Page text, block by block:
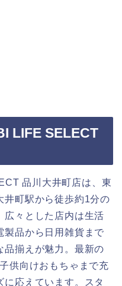
LIFE SELECT
品川大井町店は、東
井町駅から徒歩約1分の
広々とした店内は生活
製品から日用雑貨まで
品揃えが魅力。最新の
供向けおもちゃまで充
応えています。スタ